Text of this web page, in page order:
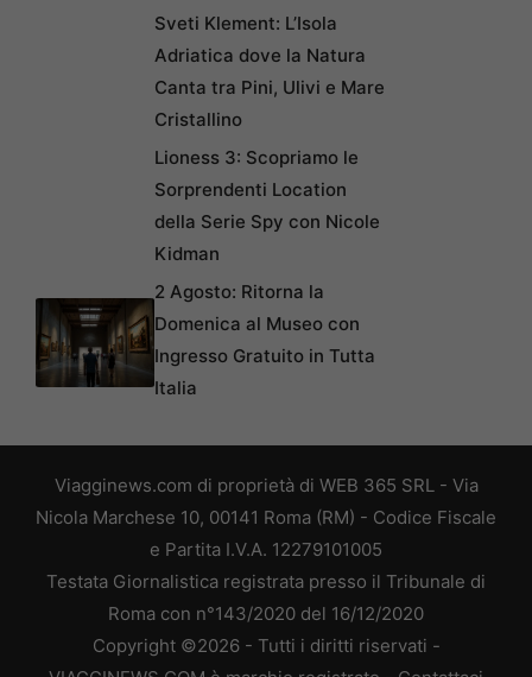
Sveti Klement: L’Isola
Adriatica dove la Natura
Canta tra Pini, Ulivi e Mare
Cristallino
Lioness 3: Scopriamo le
Sorprendenti Location
della Serie Spy con Nicole
Kidman
2 Agosto: Ritorna la
Domenica al Museo con
Ingresso Gratuito in Tutta
Italia
Viagginews.com di proprietà di WEB 365 SRL - Via
Nicola Marchese 10, 00141 Roma (RM) - Codice Fiscale
e Partita I.V.A. 12279101005
Testata Giornalistica registrata presso il Tribunale di
Roma con n°143/2020 del 16/12/2020
Copyright ©2026 - Tutti i diritti riservati -